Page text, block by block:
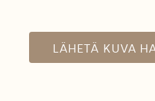
LÄHETÄ KUVA